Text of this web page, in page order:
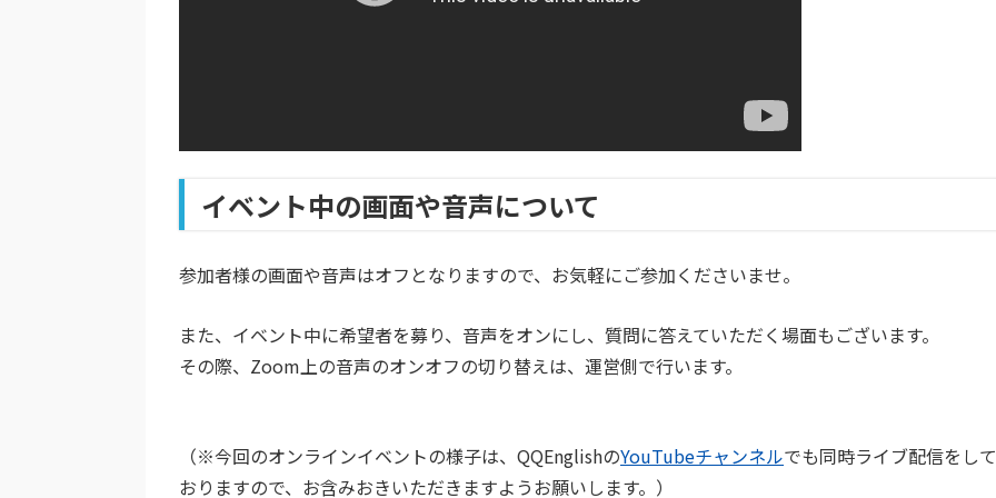
イベント中の画面や音声について
参加者様の画面や音声はオフとなりますので、お気軽にご参加くださいませ。
また、イベント中に希望者を募り、音声をオンにし、質問に答えていただく場面もございます。
その際、Zoom上の音声のオンオフの切り替えは、運営側で行います。
（※今回のオンラインイベントの様子は、QQEnglishのYouTubeチャンネルでも同時ライブ配信をして
おりますので、お含みおきいただきますようお願いします。）